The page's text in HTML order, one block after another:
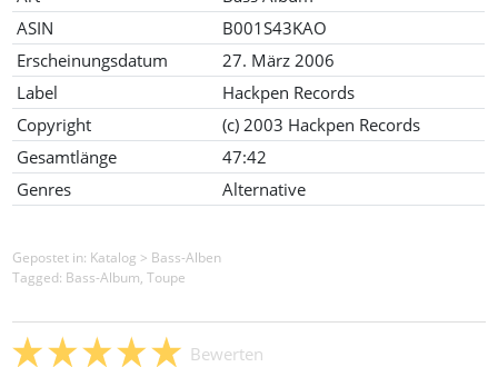
ASIN
B001S43KAO
Erscheinungsdatum
27. März 2006
Label
Hackpen Records
Copyright
(c) 2003 Hackpen Records
Gesamtlänge
47:42
Genres
Alternative
Gepostet in: Katalog > Bass-Alben
Tagged: Bass-Album, Toupe
Bewerten